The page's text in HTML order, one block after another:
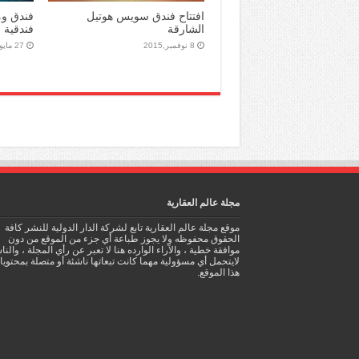
افتتاح فندق سويس هوتيل
الشارقة
8 نوفمبر,2015 27 مايو,2015
مجلة عالم العقارية
موقع مجلة عالم العقارية تابع لشركة الدار الدولية للنشر كافة
الحقوق محفوظه ولا يجوز طباعة أي جزء من الموقع من دون
موافقة خطية ، والآراء الوارده هنا لا تعبر عن رأي المجلة ،
لايتحمل أي مسؤولية مهما كانت تبعاتها ناشئة أو متصلة
هذا الموقع.